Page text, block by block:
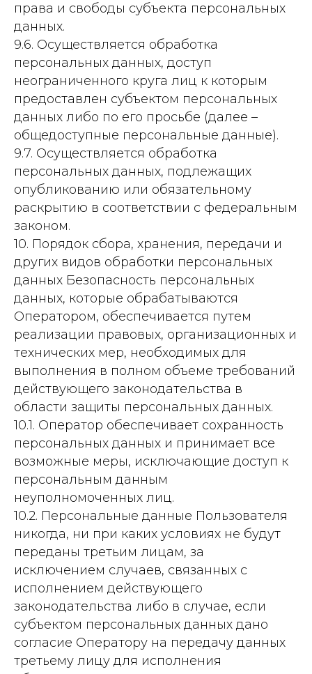
права и свободы субъекта персональных
данных.
9.6. Осуществляется обработка
персональных данных, доступ
неограниченного круга лиц к которым
предоставлен субъектом персональных
данных либо по его просьбе (далее –
общедоступные персональные данные).
9.7. Осуществляется обработка
персональных данных, подлежащих
опубликованию или обязательному
раскрытию в соответствии с федеральным
законом.
10. Порядок сбора, хранения, передачи и
других видов обработки персональных
данных Безопасность персональных
данных, которые обрабатываются
Оператором, обеспечивается путем
реализации правовых, организационных и
технических мер, необходимых для
выполнения в полном объеме требований
действующего законодательства в
области защиты персональных данных.
10.1. Оператор обеспечивает сохранность
персональных данных и принимает все
возможные меры, исключающие доступ к
персональным данным
неуполномоченных лиц.
10.2. Персональные данные Пользователя
никогда, ни при каких условиях не будут
переданы третьим лицам, за
исключением случаев, связанных с
исполнением действующего
законодательства либо в случае, если
субъектом персональных данных дано
согласие Оператору на передачу данных
третьему лицу для исполнения